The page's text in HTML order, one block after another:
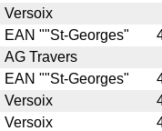
Versoix
EAN ""St-Georges"
AG Travers
EAN ""St-Georges"
Versoix
Versoix